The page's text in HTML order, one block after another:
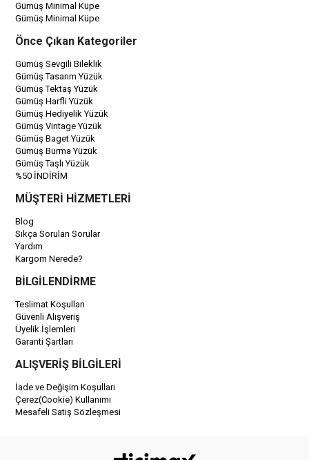
Gümüş Minimal Küpe
Gümüş Minimal Küpe
Önce Çıkan Kategoriler
Gümüş Sevgili Bileklik
Gümüş Tasarım Yüzük
Gümüş Tektaş Yüzük
Gümüş Harfli Yüzük
Gümüş Hediyelik Yüzük
Gümüş Vintage Yüzük
Gümüş Baget Yüzük
Gümüş Burma Yüzük
Gümüş Taşlı Yüzük
%50 İNDİRİM
MÜŞTERİ HİZMETLERİ
Blog
Sıkça Sorulan Sorular
Yardım
Kargom Nerede?
BİLGİLENDİRME
Teslimat Koşulları
Güvenli Alışveriş
Üyelik İşlemleri
Garanti Şartları
ALIŞVERİŞ BİLGİLERİ
İade ve Değişim Koşulları
Çerez(Cookie) Kullanımı
Mesafeli Satış Sözleşmesi